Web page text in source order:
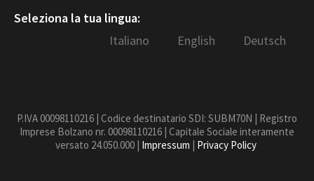
Seleziona la tua lingua:
Italiano
English Deutsch
P.IVA 00098110216 | Codice destinatario SDI: SUBM70N | Registro
Imprese Bolzano nr. 00098110216 | Capitale Sociale interamente
versato 24.050.000 | Impressum | Privacy Policy